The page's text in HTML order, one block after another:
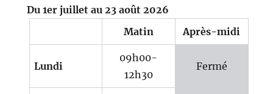
Du 1er juillet au 23 août 2026
Matin
Après-midi
Lundi
09h00-
12h30
Fermé